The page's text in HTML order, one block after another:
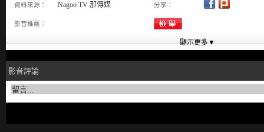
資料來源： Nagoo TV 那傳媒 分享：
影音推薦：
影音評論